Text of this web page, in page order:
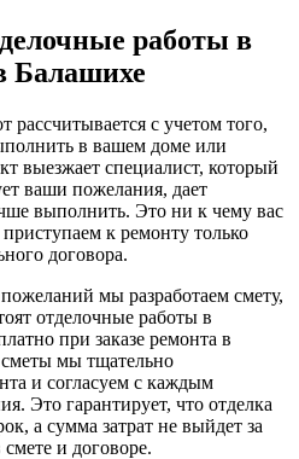
работы в
Балашихе
рассчитывается с учетом того,
в вашем доме или
выезжает специалист, который
ваши пожелания, дает
выполнить. Это ни к чему вас
к ремонту только
договора.
мы разработаем смету,
отделочные работы в
при заказе ремонта в
мы тщательно
и согласуем с каждым
Это гарантирует, что отделка
а сумма затрат не выйдет за
и договоре.